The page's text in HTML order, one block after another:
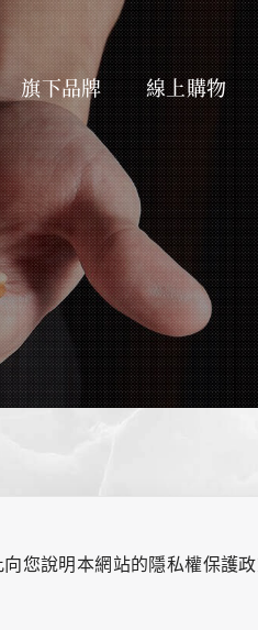
旗下品牌 線上購物
新消息 Latest
最新ニュ
Sitemap
您說明本網站的隱私權保護